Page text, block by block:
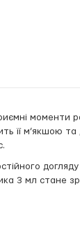
моменти
її м’якшою та
3 мл стане